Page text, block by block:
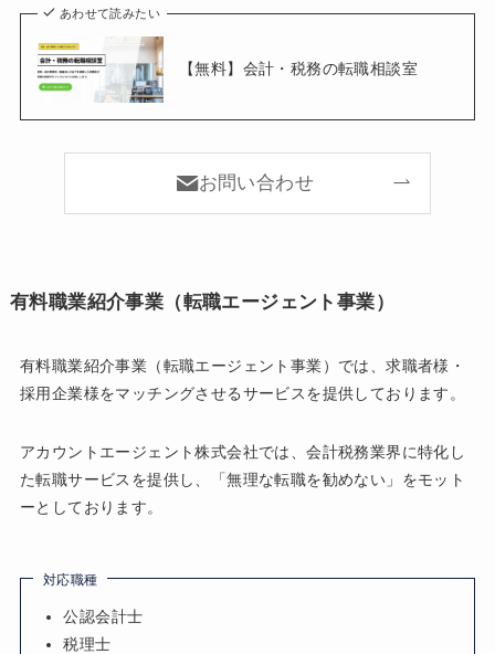
あわせて読みたい
【無料】会計・税務の転職相談室
お問い合わせ
有料職業紹介事業（転職エージェント事業）
有料職業紹介事業（転職エージェント事業）では、求職者様・
採用企業様をマッチングさせるサービスを提供しております。
アカウントエージェント株式会社では、会計税務業界に特化し
た転職サービスを提供し、「無理な転職を勧めない」をモット
ーとしております。
対応職種
公認会計士
税理士